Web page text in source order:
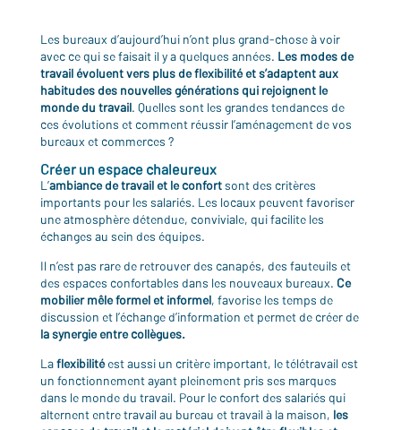
Les bureaux d’aujourd’hui n’ont plus grand-chose à voir
avec ce qui se faisait il y a quelques années. Les modes de
travail évoluent vers plus de flexibilité et s’adaptent aux
habitudes des nouvelles générations qui rejoignent le
monde du travail. Quelles sont les grandes tendances de
ces évolutions et comment réussir l’aménagement de vos
bureaux et commerces ?
Créer un espace chaleureux
L’ambiance de travail et le confortsont des critères
importants pour les salariés. Les locaux peuvent favoriser
une atmosphère détendue, conviviale, qui facilite les
échanges au sein des équipes.
Il n’est pas rare de retrouver des canapés, des fauteuils et
des espaces confortables dans les nouveaux bureaux. Ce
mobilier mêle formel et informel, favorise les temps de
discussion et l’échange d’information et permet de créer de
la synergie entre collègues.
Laflexibilitéest aussi un critère important, le télétravail est
un fonctionnement ayant pleinement pris ses marques
dans le monde du travail. Pour le confort des salariés qui
alternent entre travail au bureau et travail à la maison, les